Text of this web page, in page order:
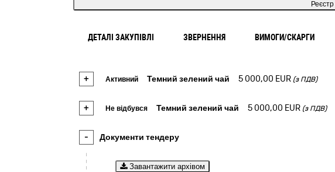
ДЕТАЛІ ЗАКУПІВЛІ ЗВЕРНЕННЯ ВИМОГИ/СКАРГИ
+ Активний Темний зелений чай 5 000,00 EUR (з ПДВ)
+ Не відбувся Темний зелений чай 5 000,00 EUR (з ПДВ)
- Документи тендеру
Завантажити архівом